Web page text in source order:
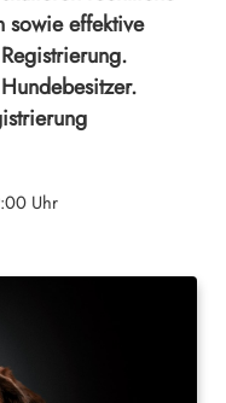
sowie effektive
Uhr